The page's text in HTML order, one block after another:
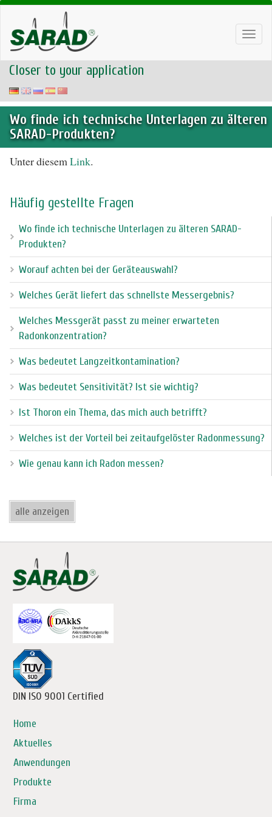
Closer to your application
Wo finde ich technische Unterlagen zu älteren
SARAD-Produkten?
Unter diesemLink.
Häufig gestellte Fragen
Wo finde ich technische Unterlagen zu älteren SARAD-
Produkten?
Worauf achten bei der Geräteauswahl?
Welches Gerät liefert das schnellste Messergebnis?
Welches Messgerät passt zu meiner erwarteten
Radonkonzentration?
Was bedeutet Langzeitkontamination?
Was bedeutet Sensitivität? Ist sie wichtig?
Ist Thoron ein Thema, das mich auch betrifft?
Welches ist der Vorteil bei zeitaufgelöster Radonmessung?
Wie genau kann ich Radon messen?
alle anzeigen
DIN ISO 9001 Certified
Home
Aktuelles
Anwendungen
Produkte
Firma